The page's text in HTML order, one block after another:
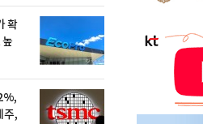
확
주,